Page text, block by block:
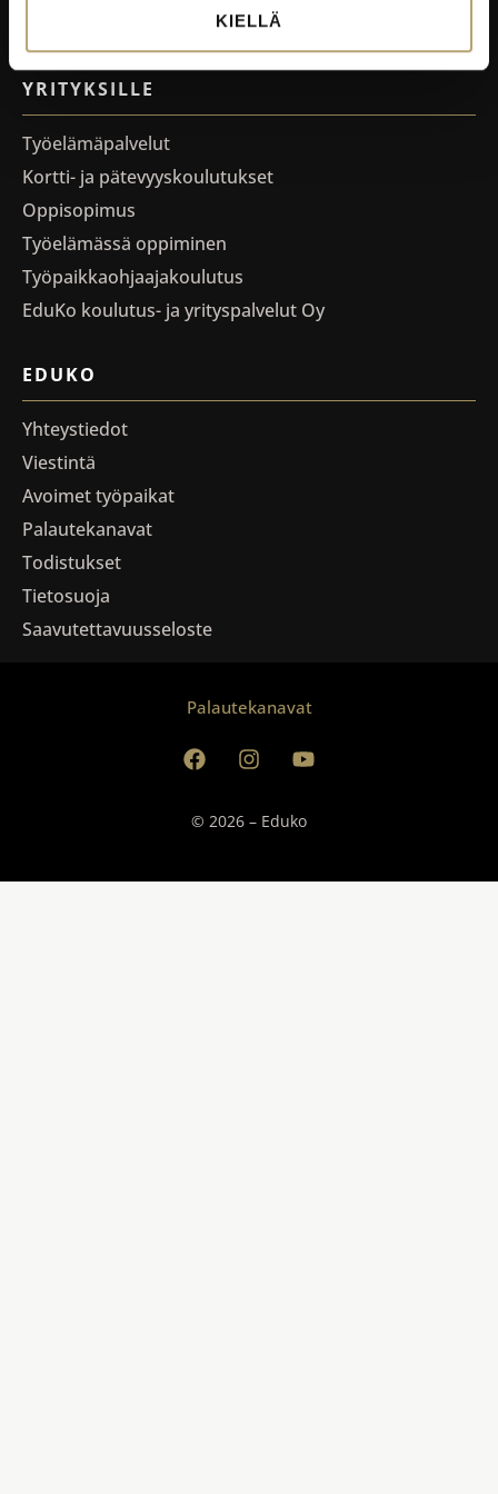
KIELLÄ
YRITYKSILLE
Työelämäpalvelut
Kortti- ja pätevyyskoulutukset
Oppisopimus
Työelämässä oppiminen
Työpaikkaohjaajakoulutus
EduKo koulutus- ja yrityspalvelut Oy
EDUKO
Yhteystiedot
Viestintä
Avoimet työpaikat
Palautekanavat
Todistukset
Tietosuoja
Saavutettavuusseloste
© 2026 – Eduko
Palautekanavat